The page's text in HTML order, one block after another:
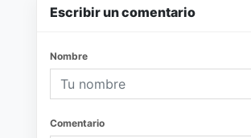
Escribir un comentario
Nombre
Comentario